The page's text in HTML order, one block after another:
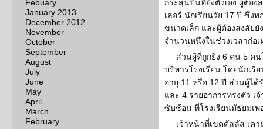
Febuary
January 2013
December 2012
November
October
September
August
July
June
May
April
March
February
กระสุนปืนที่ยิงตัวเอง ผู้ต้อ
เลอร์ นักเรียนวัย 17 ปี ซึ่
ขนาดเล็ก และผู้ต้องสงสัย
จำนวนหนึ่งในช่วงเวลาก่อเ
ส่วนผู้ที่ถูกยิง 6 คน 5 ค
บริหารโรงเรียน โดยนักเรี
อายุ 11 หรือ 12 ปี ส่วนผู้ได้
และ 4 รายอาการทรงตัว
ซับซ้อน ที่โรงเรียนมัธยมเพ
เจ้าหน้าที่เขตดัลลัส เคา